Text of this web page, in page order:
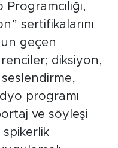
sertifikalarını
geçen
diksiyon,
seslendirme,
programı
ve söyleşi